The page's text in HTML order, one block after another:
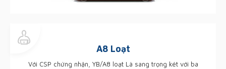
A8 Loạt
Với CSP chứng nhận, YB/A8 loạt Là sang trọng két với ba